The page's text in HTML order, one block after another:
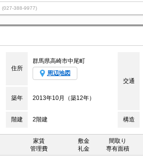
(027-388-9977)
住所
群馬県高崎市中尾町
周辺地図
交通
築年 2013年10月（築12年）
階建 2階建 構造
家賃
管理費
敷金
礼金
間取り
専有面積